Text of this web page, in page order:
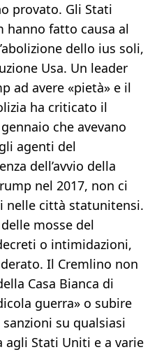
provato. Gli Stati
hanno fatto causa al
dello ius soli,
Usa. Un leader
ad avere «pietà» e il
ha criticato il
che avevano
agenti del
dell’avvio della
nel 2017, non ci
nelle città statunitensi.
mosse del
o intimidazioni,
Il Cremlino non
Casa Bianca di
guerra» o subire
su qualsiasi
agli Stati Uniti e a varie